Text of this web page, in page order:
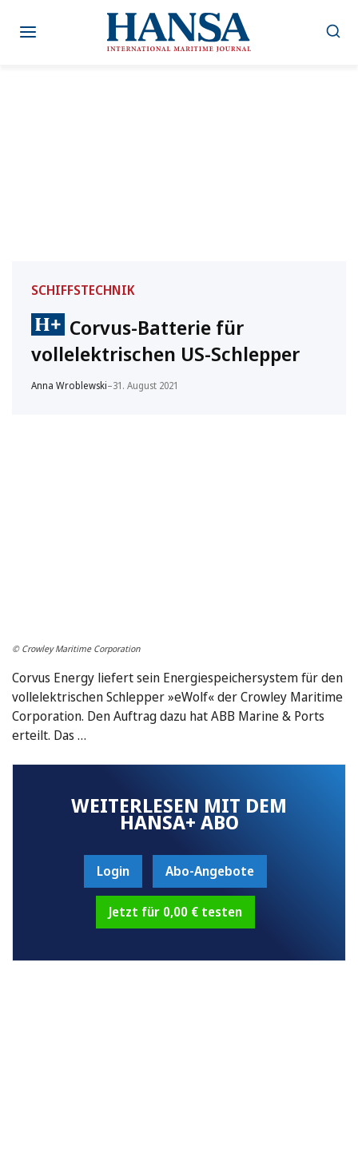
Inhalt
SCHIFFSTECHNIK
Corvus-Batterie für
vollelektrischen US-Schlepper
Anna Wroblewski–31. August 2021
© Crowley Maritime Corporation
Corvus Energy liefert sein Energiespeichersystem für den
vollelektrischen Schlepper »eWolf« der Crowley Maritime
Corporation. Den Auftrag dazu hat ABB Marine & Ports
erteilt. Das …
WEITERLESEN MIT DEM
HANSA+ ABO
Login Abo-Angebote
Jetzt für 0,00 € testen